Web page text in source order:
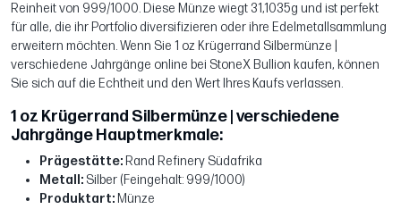
Reinheit von 999/1000. Diese Münze wiegt 31,1035g und ist perfekt
für alle, die ihr Portfolio diversifizieren oder ihre Edelmetallsammlung
erweitern möchten. Wenn Sie 1 oz Krügerrand Silbermünze |
verschiedene Jahrgänge online bei StoneX Bullion kaufen, können
Sie sich auf die Echtheit und den Wert Ihres Kaufs verlassen.
1 oz Krügerrand Silbermünze | verschiedene
Jahrgänge Hauptmerkmale:
Prägestätte: Rand Refinery Südafrika
Metall: Silber (Feingehalt: 999/1000)
Produktart: Münze